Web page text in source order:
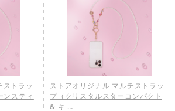
ストラッ
ンスティ
ストアオリジナル マルチストラッ
プ（クリスタルスターコンパクト
& キ …